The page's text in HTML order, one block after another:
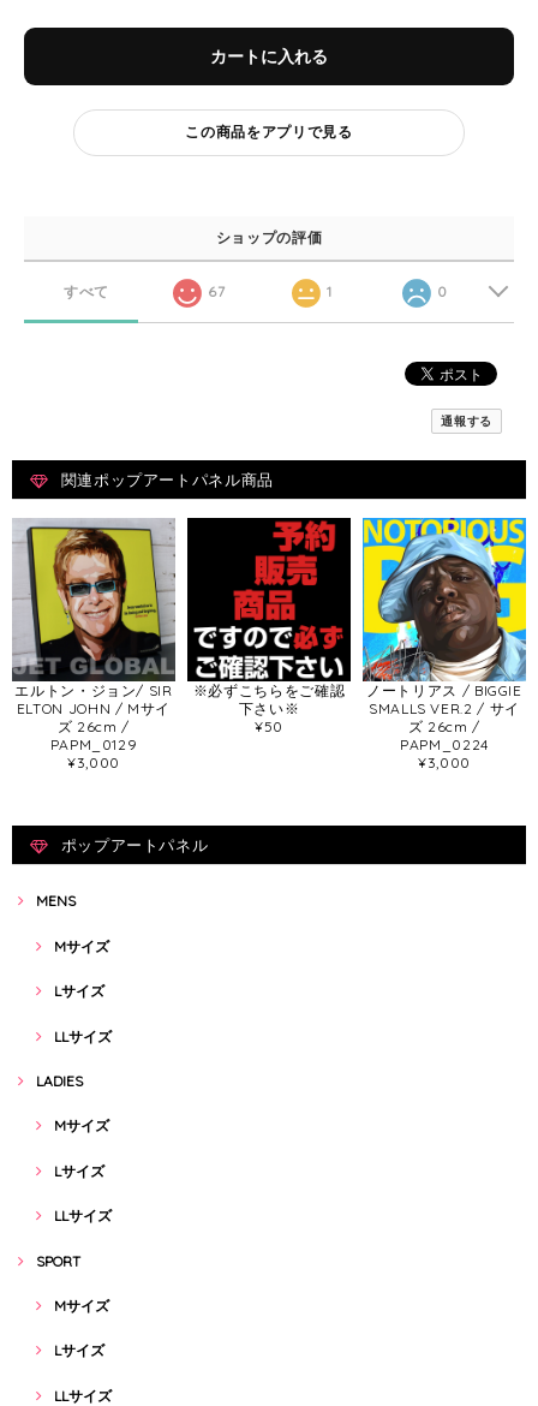
カートに入れる
この商品をアプリで見る
ショップの評価
すべて 67 1 0
通報する
関連ポップアートパネル商品
エルトン・ジョン/ SIR
ELTON JOHN / Mサイ
ズ 26cm /
PAPM_0129
¥3,000
※必ずこちらをご確認
下さい※
¥50
ノートリアス / BIGGIE
SMALLS VER.2 / サイ
ズ 26cm /
PAPM_0224
¥3,000
ポップアートパネル
MENS
Mサイズ
Lサイズ
LLサイズ
LADIES
Mサイズ
Lサイズ
LLサイズ
SPORT
Mサイズ
Lサイズ
LLサイズ